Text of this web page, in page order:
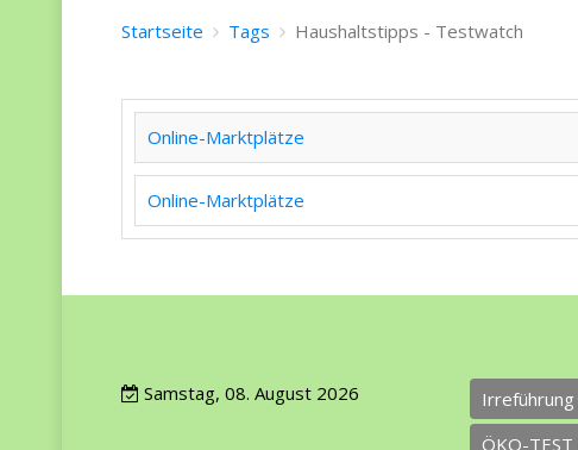
Startseite Tags
Haushaltstipps - Testwatch
Online-Marktplätze
Online-Marktplätze
Samstag, 08. August 2026 Irreführung
ÖKO-TEST